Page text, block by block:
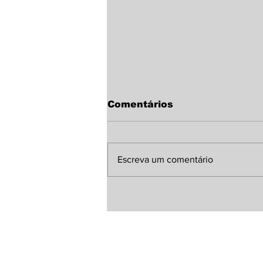
Comentários
Escreva um comentário